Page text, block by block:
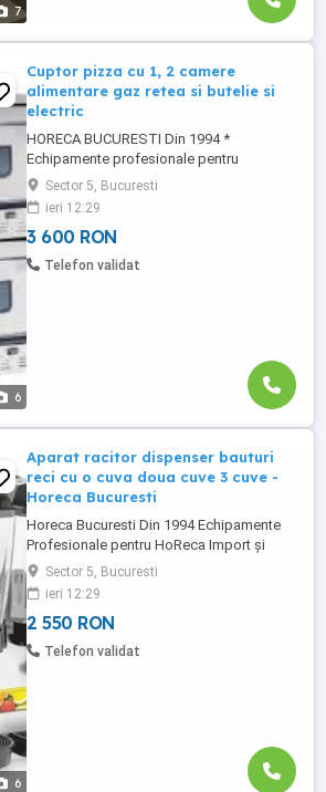
7
6
Cuptor pizza cu 1, 2 camere
alimentare gaz retea si butelie si
electric
HORECA BUCURESTI Din 1994 *
Echipamente profesionale pentru
Bucatarii, Fast-food, Pizzerii, Catering,
Restaurant, Cofetarii, Cafenele, Gelaterii,
Hotel OFERTA SPECIALĂ - OCTOMBRIE-
Noiembrie 2O24 Contact Vânzări - Ofertare
: Fix : Contact Fabricatie: # Companie
Sector 5, Bucuresti
ieri 12:29
3 600 RON
Telefon validat
6
Aparat racitor dispenser bauturi
reci cu o cuva doua cuve 3 cuve -
Horeca Bucuresti
Horeca Bucuresti Din 1994 Echipamente
Profesionale pentru HoReca Import și
Fabricație Vânzări din STOC EXISTENT
sau COMANDĂ pentru FABRICAȚIA
Produsului TĂU potrivit. Tel. Fix :
showroom - Tel mobil vanzari showroom-
Contact fabricatie- Fabrica - Bdl Preciziei
Sector 5, Bucuresti
ieri 12:29
2 550 RON
Telefon validat